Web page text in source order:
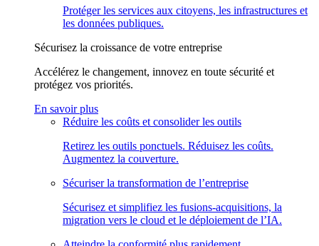
Protéger les services aux citoyens, les infrastructures et
les données publiques.
Sécurisez la croissance de votre entreprise
Accélérez le changement, innovez en toute sécurité et
protégez vos priorités.
En savoir plus
Réduire les coûts et consolider les outils
Retirez les outils ponctuels. Réduisez les coûts.
Augmentez la couverture.
Sécuriser la transformation de l’entreprise
Sécurisez et simplifiez les fusions-acquisitions, la
migration vers le cloud et le déploiement de l’IA.